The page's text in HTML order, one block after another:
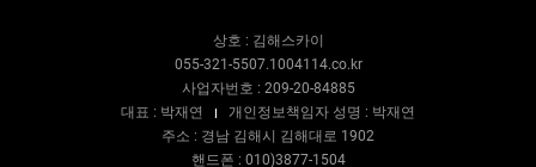
상호 : 김해스카이
055-321-5507.1004114.co.kr
사업자번호 : 209-20-84885
대표 : 박재연
개인정보책임자 성명 : 박재연
주소 : 경남 김해시 김해대로 1902
핸드폰 : 010)3877-1504